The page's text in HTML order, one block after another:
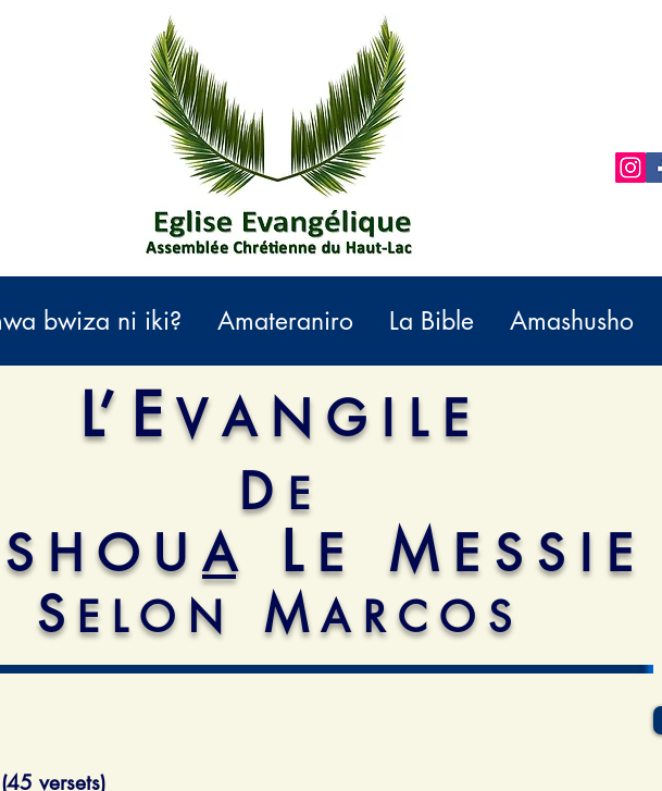
bwiza ni iki? Amateraniro La Bible Amashusho
L’ E V A N G I L E
D E
S H O UA LE ME S S I E
SE L O N MA R C O S
(45 versets)